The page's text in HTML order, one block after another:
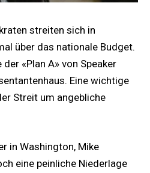
streiten sich in
über das nationale Budget.
«Plan A» von Speaker
Eine wichtige
Streit um angebliche
in Washington, Mike
eine peinliche Niederlage